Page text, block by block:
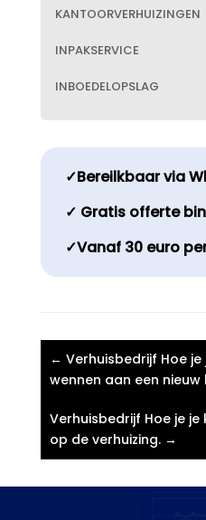
KANTOORVERHUIZINGEN
INPAKSERVICE
INBOEDELOPSLAG
✓Bereilkbaar via
✓ Gratis offerte
✓Vanaf 30 euro
← Verhuisbedrijf Hoe
wennen aan een nieuw
Verhuisbedrijf Hoe je
op de verhuizing.​→